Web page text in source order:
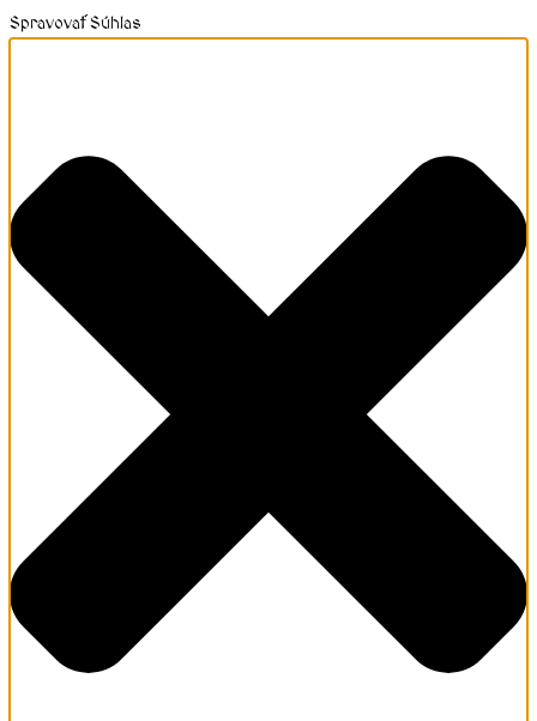
Spravovať Súhlas